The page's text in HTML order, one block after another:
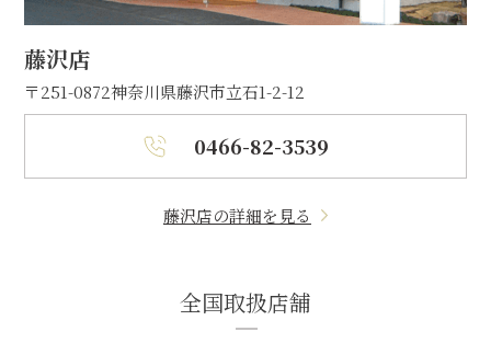
藤沢店
〒251-0872神奈川県藤沢市立石1-2-12
0466-82-3539
藤沢店の詳細を見る
全国取扱店舗